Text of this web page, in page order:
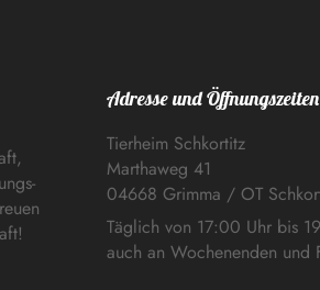
Adresse und Öffnungszeiten
Tierheim Schkortitz
Marthaweg 41
04668 Grimma / OT
Täglich von 17:00 Uhr bis
auch an Wochenenden und